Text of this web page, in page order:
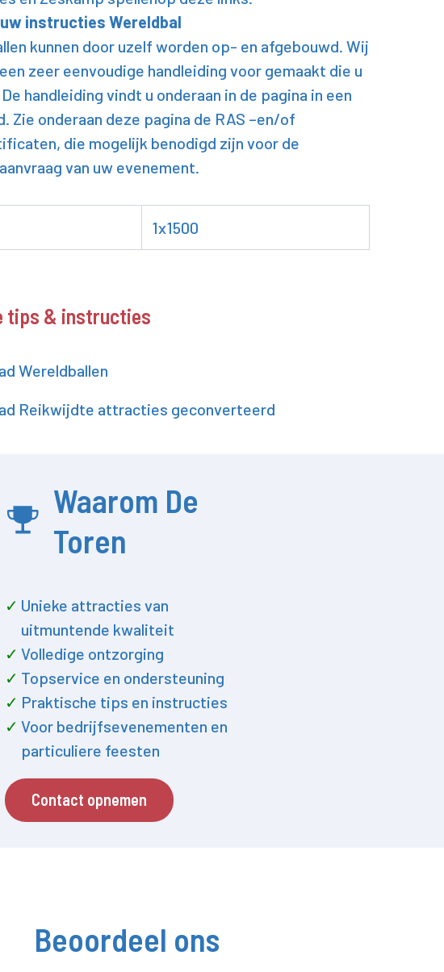
instructies Wereldbal
kunnen door uzelf worden op- en afgebouwd. Wij
zeer eenvoudige handleiding voor gemaakt die u
handleiding vindt u onderaan in de pagina in een
Zie onderaan deze pagina de RAS –en/of
die mogelijk benodigd zijn voor de
van uw evenement.
1x1500
tips & instructies
Wereldballen
Reikwijdte attracties geconverteerd
Waarom De
Toren
Unieke attracties van
uitmuntende kwaliteit
Volledige ontzorging
Topservice en ondersteuning
Praktische tips en instructies
Voor bedrijfsevenementen en
particuliere feesten
Contact opnemen
Beoordeel ons